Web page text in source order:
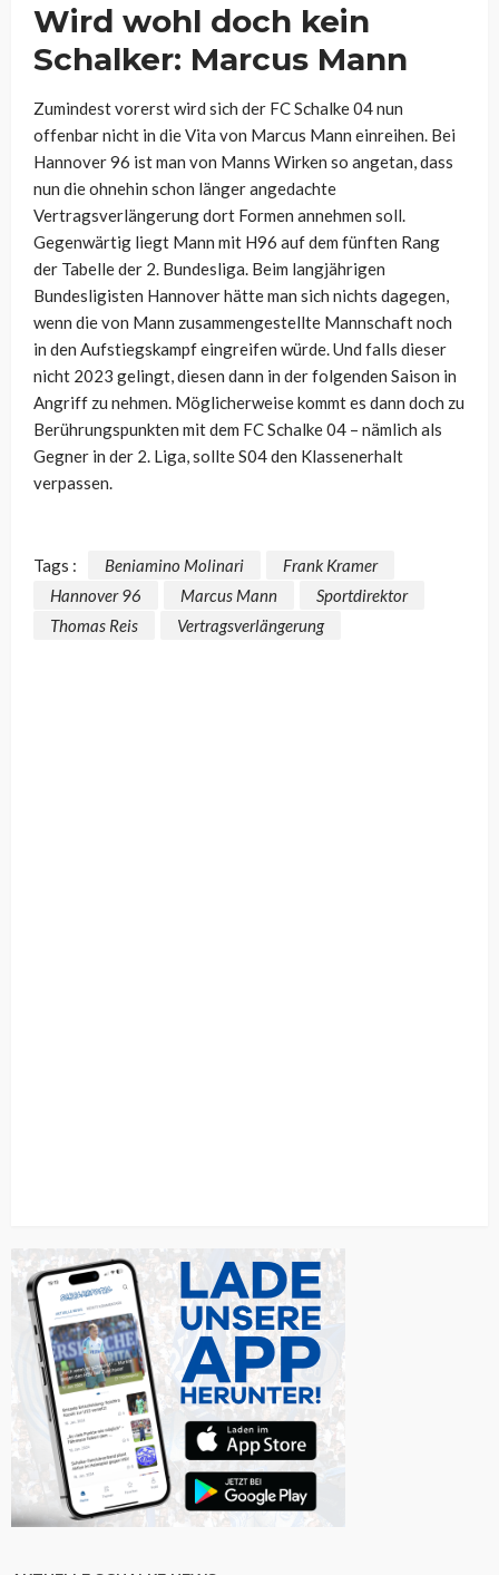
Wird wohl doch kein
Schalker: Marcus Mann
Zumindest vorerst wird sich der FC Schalke 04 nun
offenbar nicht in die Vita von Marcus Mann einreihen. Bei
Hannover 96 ist man von Manns Wirken so angetan, dass
nun die ohnehin schon länger angedachte
Vertragsverlängerung dort Formen annehmen soll.
Gegenwärtig liegt Mann mit H96 auf dem fünften Rang
der Tabelle der 2. Bundesliga. Beim langjährigen
Bundesligisten Hannover hätte man sich nichts dagegen,
wenn die von Mann zusammengestellte Mannschaft noch
in den Aufstiegskampf eingreifen würde. Und falls dieser
nicht 2023 gelingt, diesen dann in der folgenden Saison in
Angriff zu nehmen. Möglicherweise kommt es dann doch zu
Berührungspunkten mit dem FC Schalke 04 – nämlich als
Gegner in der 2. Liga, sollte S04 den Klassenerhalt
verpassen.
Tags : Beniamino Molinari
Frank Kramer
Hannover 96
Marcus Mann
Sportdirektor
Thomas Reis
Vertragsverlängerung